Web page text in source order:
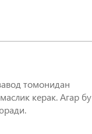
томонидан
керак. Агар бу